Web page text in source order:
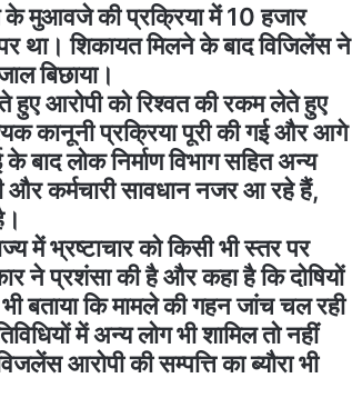
के मुआवजे की प्रक्रिया में 10 हजार
था। शिकायत मिलने के बाद विजिलेंस ने
बिछाया।
हुए आरोपी को रिश्वत की रकम लेते हुए
कानूनी प्रक्रिया पूरी की गई और आगे
बाद लोक निर्माण विभाग सहित अन्य
और कर्मचारी सावधान नजर आ रहे हैं,
में भ्रष्टाचार को किसी भी स्तर पर
ने प्रशंसा की है और कहा है कि दोषियों
बताया कि मामले की गहन जांच चल रही
में अन्य लोग भी शामिल तो नहीं
आरोपी की सम्पत्ति का ब्यौरा भी